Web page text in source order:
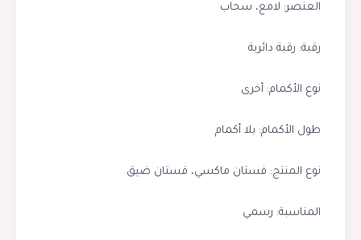
العنصر: لامع، سحاب
رقبة: رقبة دائرية
نوع الأكمام: أخرى
طول الأكمام: بلا أكمام
نوع المنتج: فستان ماكسي، فستان ضيق
المناسبة: رسمي